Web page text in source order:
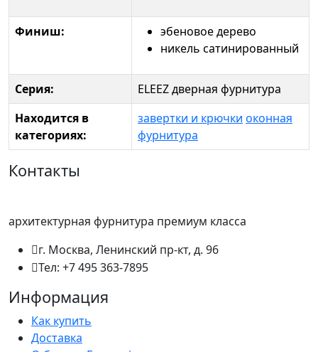
Финиш:
эбеновое дерево
никель сатинированный
Серия:
ELEEZ дверная фурнитура
Находится в
категориях:
завертки и крючки оконная
фурнитура
Контакты
архитектурная фурнитура премиум класса
г. Москва, Ленинский пр-кт, д. 96
Тел: +7 495 363-7895
Информация
Как купить
Доставка